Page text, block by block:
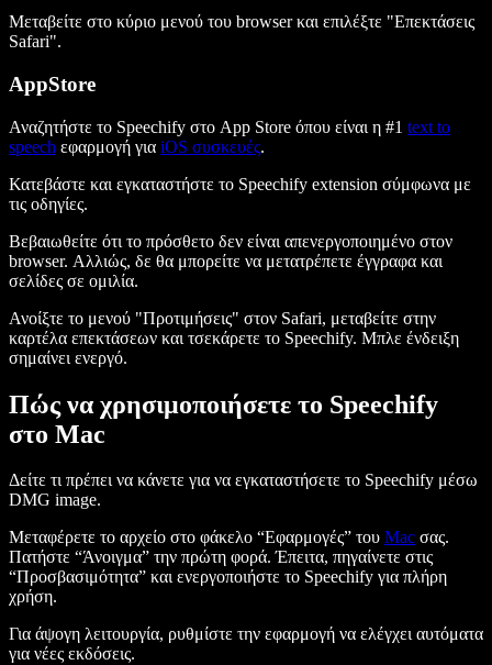
Μεταβείτε στο κύριο μενού του browser και επιλέξτε "Επεκτάσεις
Safari".
AppStore
Αναζητήστε το Speechify στο App Store όπου είναι η #1 text to
speech εφαρμογή για iOS συσκευές.
Κατεβάστε και εγκαταστήστε το Speechify extension σύμφωνα με
τις οδηγίες.
Βεβαιωθείτε ότι το πρόσθετο δεν είναι απενεργοποιημένο στον
browser. Αλλιώς, δε θα μπορείτε να μετατρέπετε έγγραφα και
σελίδες σε ομιλία.
Ανοίξτε το μενού "Προτιμήσεις" στον Safari, μεταβείτε στην
καρτέλα επεκτάσεων και τσεκάρετε το Speechify. Μπλε ένδειξη
σημαίνει ενεργό.
Πώς να χρησιμοποιήσετε το Speechify
στο Mac
Δείτε τι πρέπει να κάνετε για να εγκαταστήσετε το Speechify μέσω
DMG image.
Μεταφέρετε το αρχείο στο φάκελο “Εφαρμογές” του Mac σας.
Πατήστε “Άνοιγμα” την πρώτη φορά. Έπειτα, πηγαίνετε στις
“Προσβασιμότητα” και ενεργοποιήστε το Speechify για πλήρη
χρήση.
Για άψογη λειτουργία, ρυθμίστε την εφαρμογή να ελέγχει αυτόματα
για νέες εκδόσεις.